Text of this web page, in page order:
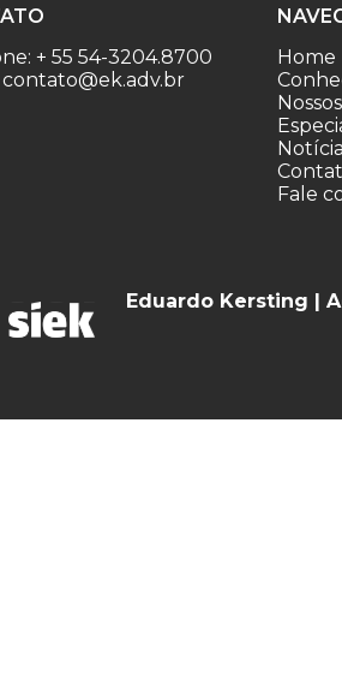
+ 55 54-3204.8700
contato@ek.adv.br
Home
Fale
Eduardo Kersting |